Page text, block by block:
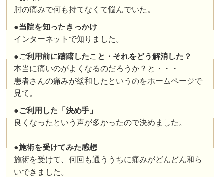
肘の痛みで何も持てなくて悩んでいた。
●当院を知ったきっかけ
インターネットで知りました。
●ご利用前に躊躇したこと・それをどう解消した？
本当に痛いのがよくなるのだろうか？と・・・
患者さんの痛みが緩和したというのをホームページで
見て。
●ご利用した「決め手」
良くなったという声が多かったので決めました。
●施術を受けてみた感想
施術を受けて、何回も通ううちに痛みがどんどん和ら
いできました。